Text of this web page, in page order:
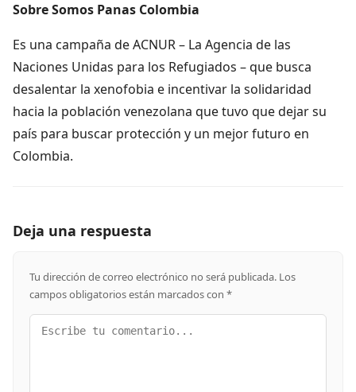
Sobre Somos Panas Colombia
Es una campaña de ACNUR – La Agencia de las
Naciones Unidas para los Refugiados – que busca
desalentar la xenofobia e incentivar la solidaridad
hacia la población venezolana que tuvo que dejar su
país para buscar protección y un mejor futuro en
Colombia.
Deja una respuesta
Tu dirección de correo electrónico no será publicada. Los
campos obligatorios están marcados con *